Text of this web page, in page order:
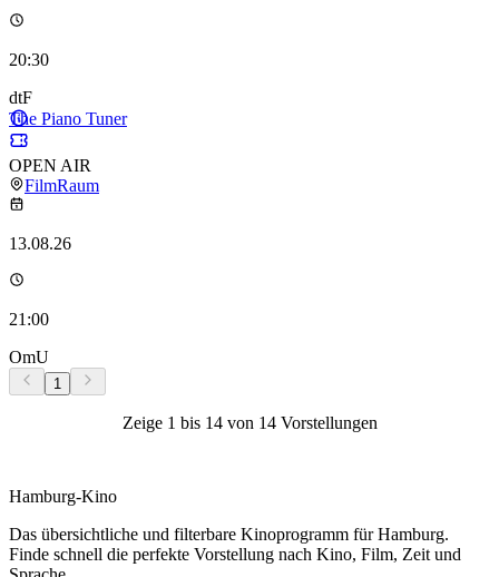
20:30
dtF
The Piano Tuner
OPEN AIR
FilmRaum
13.08.26
21:00
OmU
1
Zeige 1 bis 14von 14Vorstellungen
Hamburg-Kino
Das übersichtliche und filterbare Kinoprogramm für Hamburg.
Finde schnell die perfekte Vorstellung nach Kino, Film, Zeit und